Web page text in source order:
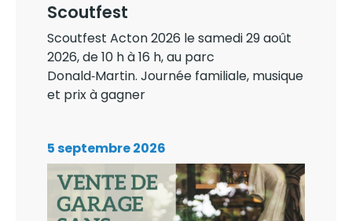
Scoutfest
Scoutfest Acton 2026 le samedi 29 août
2026, de 10 h à 16 h, au parc
Donald‑Martin. Journée familiale, musique
et prix à gagner
5 septembre 2026